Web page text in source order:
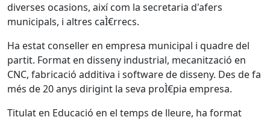
diverses ocasions, així com la secretaria d'afers
municipals, i altres caÌ€rrecs.
Ha estat conseller en empresa municipal i quadre del
partit. Format en disseny industrial, mecanització en
CNC, fabricació additiva i software de disseny. Des de fa
més de 20 anys dirigint la seva proÌ€pia empresa.
Titulat en Educació en el temps de lleure, ha format